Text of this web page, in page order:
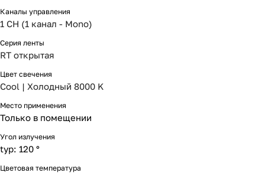
Каналы управления
1 CH (1 канал - Mono)
Серия ленты
RT открытая
Цвет свечения
Cool | Холодный 8000 K
Место применения
Только в помещении
Угол излучения
typ: 120 °
Цветовая температура